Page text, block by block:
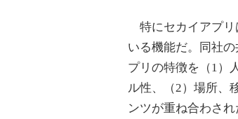
特にセカイアプリ
いる機能だ。同社
プリの特徴を（1）
ル性、（2）場所、
ンツが重ね合わさ